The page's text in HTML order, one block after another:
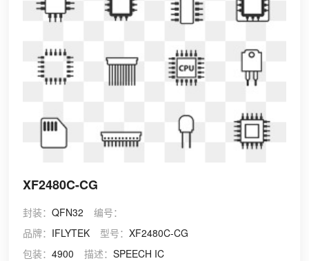
XF2480C-CG
封装：QFN32
编号：
品牌： IFLYTEK 型号：XF2480C-CG
包装：4900 描述：SPEECH IC